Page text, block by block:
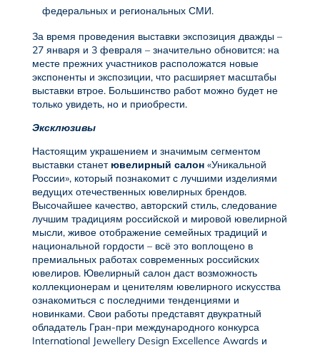
федеральных и региональных СМИ.
За время проведения выставки экспозиция дважды –
27 января и 3 февраля – значительно обновится: на
месте прежних участников расположатся новые
экспоненты и экспозиции, что расширяет масштабы
выставки втрое. Большинство работ можно будет не
только увидеть, но и приобрести.
Эксклюзивы
Настоящим украшением и значимым сегментом
выставки станет ювелирный салон «Уникальной
России», который познакомит с лучшими изделиями
ведущих отечественных ювелирных брендов.
Высочайшее качество, авторский стиль, следование
лучшим традициям российской и мировой ювелирной
мысли, живое отображение семейных традиций и
национальной гордости – всё это воплощено в
премиальных работах современных российских
ювелиров. Ювелирный салон даст возможность
коллекционерам и ценителям ювелирного искусства
ознакомиться с последними тенденциями и
новинками. Свои работы представят двукратный
обладатель Гран-при международного конкурса
International Jewellery Design Excellence Awards и